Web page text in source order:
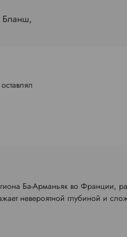
Бланш,
Ба-Арманьяк во Франции,
невероятной глубиной и